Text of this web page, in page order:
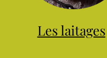
Les laitages